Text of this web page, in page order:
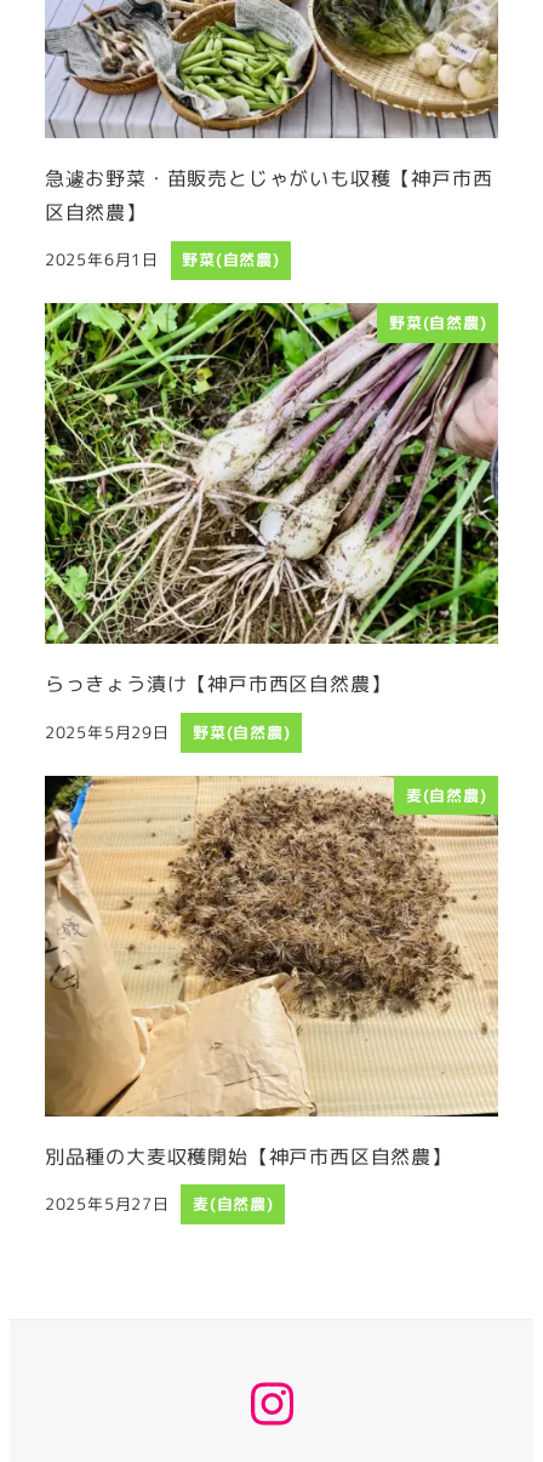
急遽お野菜・苗販売とじゃがいも収穫【神戸市西
区自然農】
投稿日
2025年6月1日 野菜(自然農)
野菜(自然農)
らっきょう漬け【神戸市西区自然農】
投稿日
2025年5月29日 野菜(自然農)
麦(自然農)
別品種の大麦収穫開始【神戸市西区自然農】
投稿日
2025年5月27日 麦(自然農)
instagram